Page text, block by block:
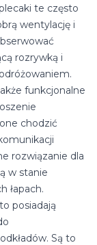
te często
wentylację i
rozrywką i
funkcjonalne
chodzić
rozwiązanie dla
w stanie
łapach.
posiadają
Są to